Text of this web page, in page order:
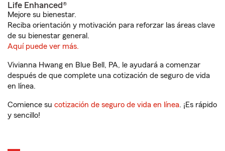
Life Enhanced®
Mejore su bienestar.
Reciba orientación y motivación para reforzar las áreas clave
de su bienestar general.
Aquí puede ver más.
Vivianna Hwang en Blue Bell, PA, le ayudará a comenzar
después de que complete una cotización de seguro de vida
en línea.
Comience su cotización de seguro de vida en línea. ¡Es rápido
y sencillo!